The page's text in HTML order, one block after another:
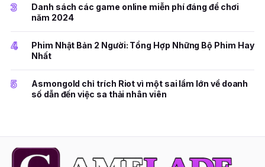
3
Danh sách các game online miễn phí đáng để chơi
năm 2024
4
Phim Nhật Bản 2 Người: Tổng Hợp Những Bộ Phim Hay
Nhất
5
Asmongold chỉ trích Riot vì một sai lầm lớn về doanh
số dẫn đến việc sa thải nhân viên